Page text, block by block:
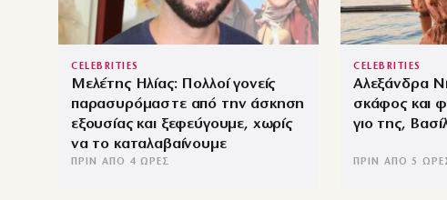
CELEBRITIES
Μελέτης Ηλίας: Πολλοί γονείς
παρασυρόμαστε από την άσκηση
εξουσίας και ξεφεύγουμε, χωρίς
να το καταλαβαίνουμε
ΠΡΙΝ ΑΠΌ 4 ΏΡΕΣ
CELEBRITIES
Αλεξάνδρα
σκάφος και
γιο της,
ΠΡΙΝ ΑΠΌ 5